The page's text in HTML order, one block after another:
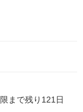
まで残り121日